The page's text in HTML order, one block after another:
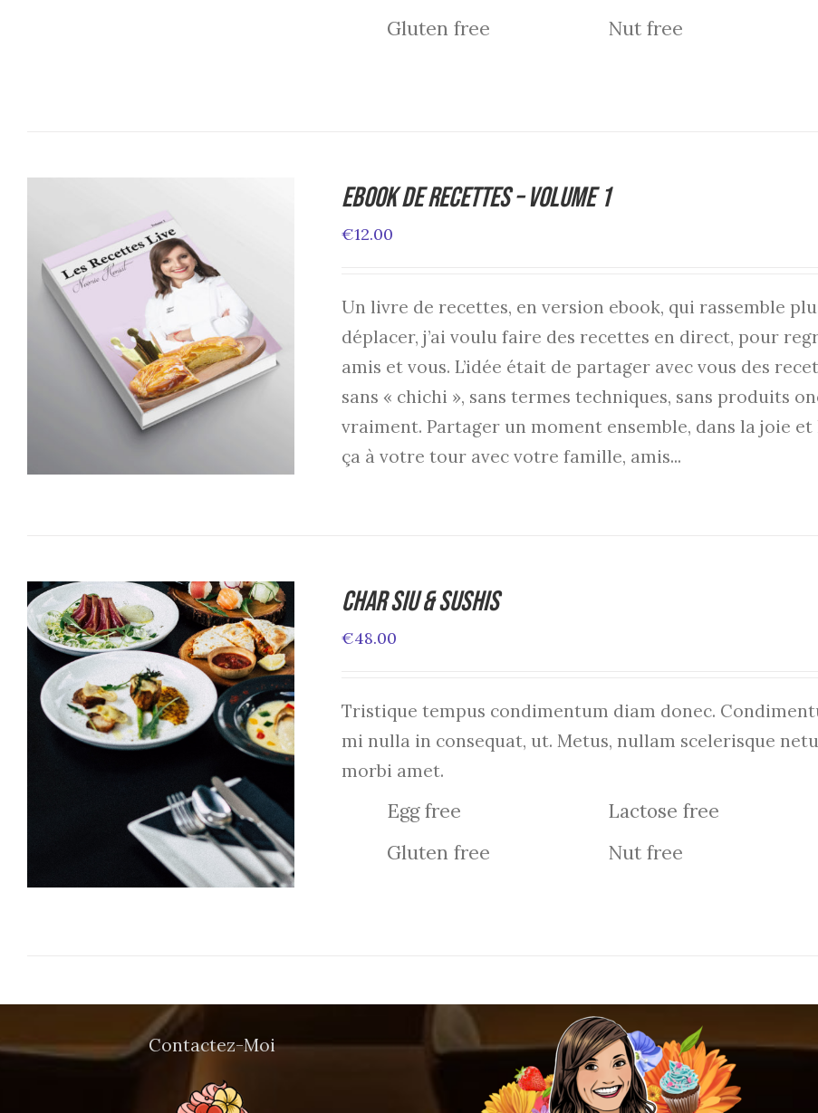
Gluten free
Nut free
ADD TO CART / DETAILS
Ebook de Recettes – Volume 1
€12.00
Un livre de recettes, en version ebook, qui rassemble
déplacer, j’ai voulu faire des recettes en direct, pour
amis et vous. L’idée était de partager avec vous des
sans « chichi », sans termes techniques, sans produits
vraiment. Partager un moment ensemble, dans la joie
ça à votre tour avec votre famille, amis...
ADD TO CART / DETAILS
Char Siu & Sushis
€48.00
Tristique tempus condimentum diam donec.
mi nulla in consequat, ut. Metus, nullam scelerisque
morbi amet.
Egg free
Gluten free
Lactose free
Nut free
Contactez-Moi